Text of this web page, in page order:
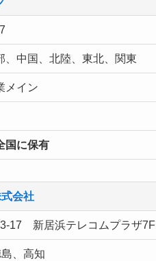
、中国、北陸、東北、関東
メイン
国に保有
会社
17 新居浜テレコムプラザ7F
、高知